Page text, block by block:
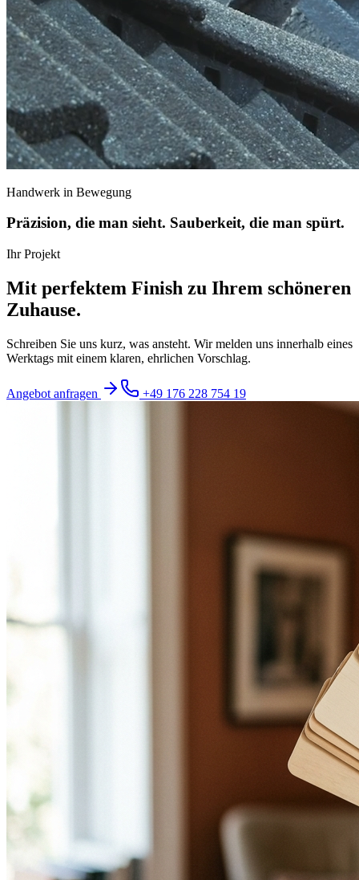
Handwerk in Bewegung
Präzision, die man sieht. Sauberkeit, die man spürt.
Ihr Projekt
Mit perfektem Finish zu Ihrem schöneren
Zuhause.
Schreiben Sie uns kurz, was ansteht. Wir melden uns innerhalb eines
Werktags mit einem klaren, ehrlichen Vorschlag.
Angebot anfragen +49 176 228 754 19